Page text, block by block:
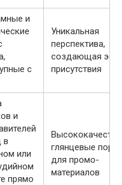
и
с
Уникальная
перспектива,
создающая
присутствия
и
в
или
прямо
глянцевые
для промо-
материалов